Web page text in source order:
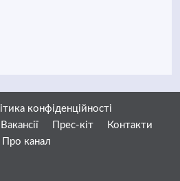
конфіденційності
Вакансії Прес-кіт
Контакти
Про канал